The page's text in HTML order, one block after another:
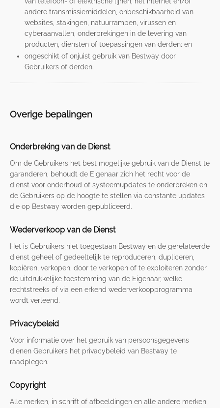
andere transmissiemiddelen, onbeschikbaarheid van
websites, stakingen, natuurrampen, virussen en
cyberaanvallen, onderbrekingen in de levering van
producten, diensten of toepassingen van derden; en
ongeschikt of onjuist gebruik van Bestway door
Gebruikers of derden.
Overige bepalingen
Onderbreking van de Dienst
Om de Gebruikers het best mogelijke gebruik van de Dienst te
garanderen, behoudt de Eigenaar zich het recht voor de
dienst voor onderhoud of systeemupdates te onderbreken en
de Gebruikers op de hoogte te stellen via constante updates
die op Bestway worden gepubliceerd.
Wederverkoop van de Dienst
Het is Gebruikers niet toegestaan Bestway en de gerelateerde
dienst geheel of gedeeltelijk te reproduceren, dupliceren,
kopiëren, verkopen, door te verkopen of te exploiteren zonder
de uitdrukkelijke toestemming van de Eigenaar, welke
rechtstreeks of via een erkend wederverkoopprogramma
wordt verleend.
Privacybeleid
Voor informatie over het gebruik van persoonsgegevens
dienen Gebruikers het privacybeleid van Bestway te
raadplegen.
Copyright
Alle merken, in schrift of afbeeldingen en alle andere merken,